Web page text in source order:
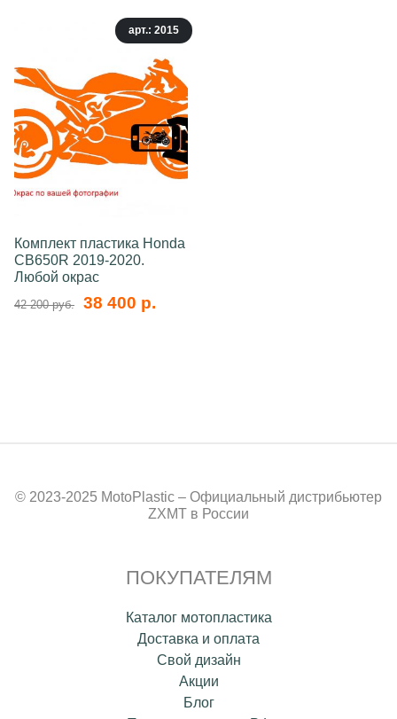
арт.: 2015
Комплект пластика Honda
CB650R 2019-2020.
Любой окрас
42 200 руб. 38 400 р.
© 2023-2025 MotoPlastic – Официальный дистрибьютер
ZXMT в России
ПОКУПАТЕЛЯМ
Каталог мотопластика
Доставка и оплата
Свой дизайн
Акции
Блог